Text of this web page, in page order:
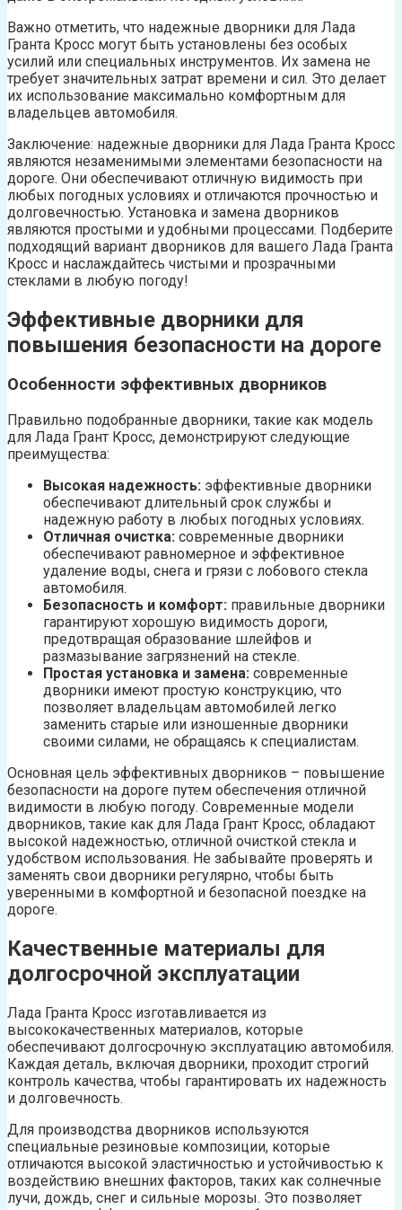
Важно отметить, что надежные дворники для Лада
Гранта Кросс могут быть установлены без особых
усилий или специальных инструментов. Их замена не
требует значительных затрат времени и сил. Это делает
их использование максимально комфортным для
владельцев автомобиля.
Заключение: надежные дворники для Лада Гранта Кросс
являются незаменимыми элементами безопасности на
дороге. Они обеспечивают отличную видимость при
любых погодных условиях и отличаются прочностью и
долговечностью. Установка и замена дворников
являются простыми и удобными процессами. Подберите
подходящий вариант дворников для вашего Лада Гранта
Кросс и наслаждайтесь чистыми и прозрачными
стеклами в любую погоду!
Эффективные дворники для
повышения безопасности на дороге
Особенности эффективных дворников
Правильно подобранные дворники, такие как модель
для Лада Грант Кросс, демонстрируют следующие
преимущества:
Высокая надежность: эффективные дворники
обеспечивают длительный срок службы и
надежную работу в любых погодных условиях.
Отличная очистка: современные дворники
обеспечивают равномерное и эффективное
удаление воды, снега и грязи с лобового стекла
автомобиля.
Безопасность и комфорт: правильные дворники
гарантируют хорошую видимость дороги,
предотвращая образование шлейфов и
размазывание загрязнений на стекле.
Простая установка и замена: современные
дворники имеют простую конструкцию, что
позволяет владельцам автомобилей легко
заменить старые или изношенные дворники
своими силами, не обращаясь к специалистам.
Основная цель эффективных дворников – повышение
безопасности на дороге путем обеспечения отличной
видимости в любую погоду. Современные модели
дворников, такие как для Лада Грант Кросс, обладают
высокой надежностью, отличной очисткой стекла и
удобством использования. Не забывайте проверять и
заменять свои дворники регулярно, чтобы быть
уверенными в комфортной и безопасной поездке на
дороге.
Качественные материалы для
долгосрочной эксплуатации
Лада Гранта Кросс изготавливается из
высококачественных материалов, которые
обеспечивают долгосрочную эксплуатацию автомобиля.
Каждая деталь, включая дворники, проходит строгий
контроль качества, чтобы гарантировать их надежность
и долговечность.
Для производства дворников используются
специальные резиновые композиции, которые
отличаются высокой эластичностью и устойчивостью к
воздействию внешних факторов, таких как солнечные
лучи, дождь, снег и сильные морозы. Это позволяет